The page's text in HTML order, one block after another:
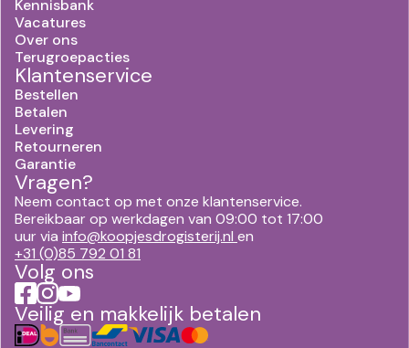
Kennisbank
Vacatures
Over ons
Terugroepacties
Klantenservice
Bestellen
Betalen
Levering
Retourneren
Garantie
Vragen?
Neem contact op met onze klantenservice.
Bereikbaar op werkdagen van 09:00 tot 17:00
uur via info@koopjesdrogisterij.nl en
+31 (0)85 792 01 81
Volg ons
Veilig en makkelijk betalen